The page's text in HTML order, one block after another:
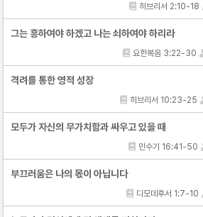
히브리서 2:10-18
그는 흥하여야 하겠고 나는 쇠하여야 하리라
요한복음 3:22-30
격려를 통한 영적 성장
히브리서 10:23-25
모두가 자신의 무가치함과 싸우고 있을 때
민수기 16:41-50
부끄러움은 나의 몫이 아닙니다
디모데후서 1:7-10